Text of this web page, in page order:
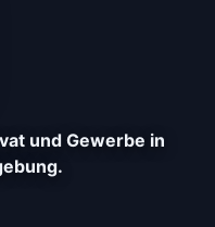
und Gewerbe in